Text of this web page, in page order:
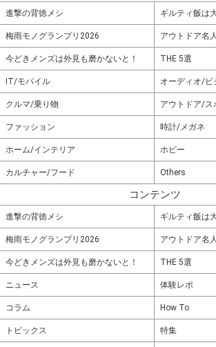
進撃の背徳メシ ギルティ飯は
梅雨モノグランプリ2026 アウトドア名
今どきメンズは外見も磨かないと！ THE 5選
IT/モバイル オーディオ/ビ
クルマ/乗り物 アウトドア/ス
ファッション 時計/メガネ
ホーム/インテリア ホビー
カルチャー/フード Others
コンテンツ
進撃の背徳メシ ギルティ飯は
梅雨モノグランプリ2026 アウトドア名
今どきメンズは外見も磨かないと！ THE 5選
ニュース 体験レポ
コラム How To
トピックス 特集